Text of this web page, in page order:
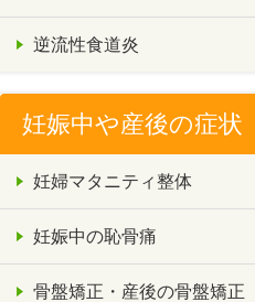
逆流性食道炎
妊娠中や産後の症状
妊婦マタニティ整体
妊娠中の恥骨痛
骨盤矯正・産後の骨盤矯正